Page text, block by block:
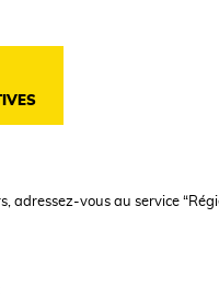
adressez-vous au service